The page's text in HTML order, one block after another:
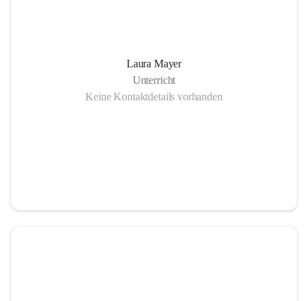
Laura Mayer
Unterricht
Keine Kontaktdetails vorhanden